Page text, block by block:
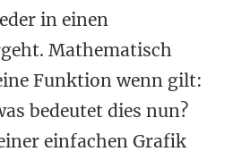
in einen
Mathematisch
Funktion wenn gilt:
bedeutet dies nun?
einfachen Grafik